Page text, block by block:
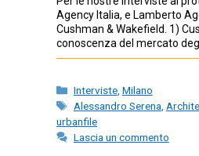
Agency Italia, e Lamberto
Cushman & Wakefield. 1)
conoscenza del mercato
Categorie
Interviste, Milano
Tag
Alessandro Serena,
urbanfile
Lascia un commento